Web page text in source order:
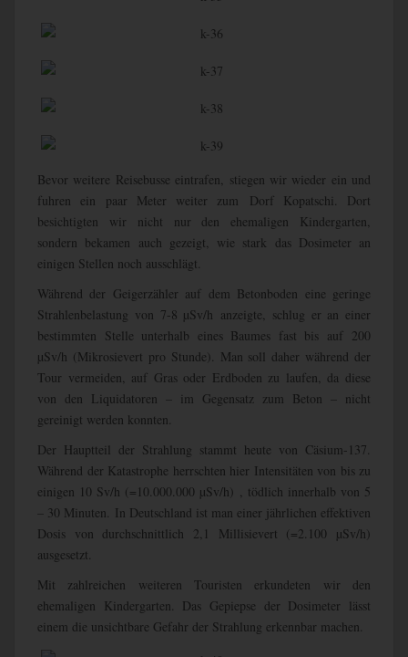
Bevor weitere Reisebusse eintrafen, stiegen wir wieder ein und
fuhren ein paar Meter weiter zum Dorf Kopatschi. Dort
besichtigten wir nicht nur den ehemaligen Kindergarten,
sondern bekamen auch gezeigt, wie stark das Dosimeter an
einigen Stellen noch ausschlägt.
Während der Geigerzähler auf dem Betonboden eine geringe
Strahlenbelastung von 7-8 µSv/h anzeigte, schlug er an einer
bestimmten Stelle unterhalb eines Baumes fast bis auf 200
µSv/h (Mikrosievert pro Stunde). Man soll daher während der
Tour vermeiden, auf Gras oder Erdboden zu laufen, da diese
von den Liquidatoren – im Gegensatz zum Beton – nicht
gereinigt werden konnten.
Der Hauptteil der Strahlung stammt heute von Cäsium-137.
Während der Katastrophe herrschten hier Intensitäten von bis zu
einigen 10 Sv/h (=10.000.000 µSv/h) , tödlich innerhalb von 5
– 30 Minuten. In Deutschland ist man einer jährlichen effektiven
Dosis von durchschnittlich 2,1 Millisievert (=2.100 µSv/h)
ausgesetzt.
Mit zahlreichen weiteren Touristen erkundeten wir den
ehemaligen Kindergarten. Das Gepiepse der Dosimeter lässt
einem die unsichtbare Gefahr der Strahlung erkennbar machen.